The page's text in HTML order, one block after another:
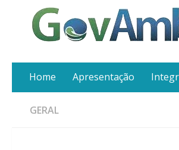
Home Apresentação
GERAL